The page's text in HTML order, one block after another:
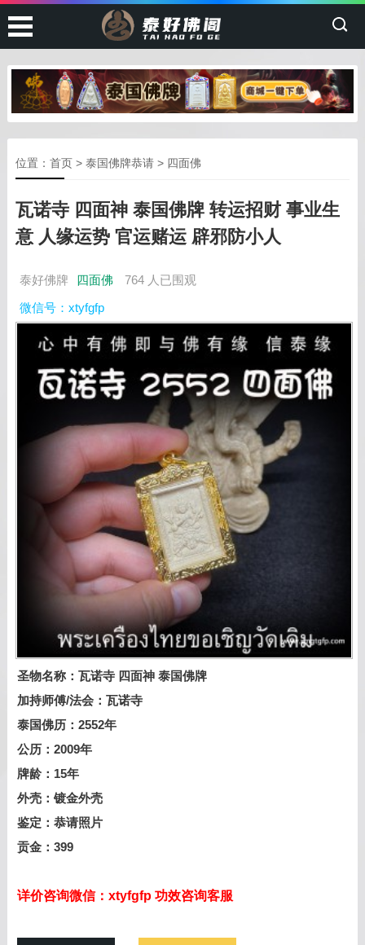
位置： 首页> 泰国佛牌恭请> 四面佛
瓦诺寺 四面神 泰国佛牌 转运招财 事业生
意 人缘运势 官运赌运 辟邪防小人
泰好佛牌 四面佛
764 人已围观
微信号：xtyfgfp
圣物名称：瓦诺寺 四面神 泰国佛牌
加持师傅/法会：瓦诺寺
泰国佛历：2552年
公历：2009年
牌龄：15年
外壳：镀金外壳
鉴定：恭请照片
贡金：399
详价咨询微信：xtyfgfp 功效咨询客服